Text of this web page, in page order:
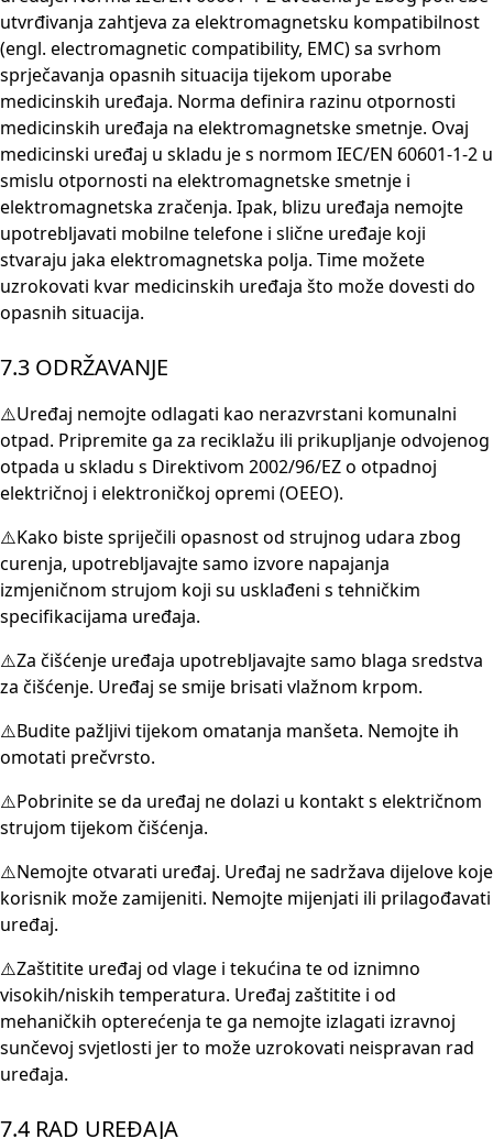
utvrđivanja zahtjeva za elektromagnetsku kompatibilnost
(engl. electromagnetic compatibility, EMC) sa svrhom
sprječavanja opasnih situacija tijekom uporabe
medicinskih uređaja. Norma definira razinu otpornosti
medicinskih uređaja na elektromagnetske smetnje. Ovaj
medicinski uređaj u skladu je s normom IEC/EN 60601-1-2 u
smislu otpornosti na elektromagnetske smetnje i
elektromagnetska zračenja. Ipak, blizu uređaja nemojte
upotrebljavati mobilne telefone i slične uređaje koji
stvaraju jaka elektromagnetska polja. Time možete
uzrokovati kvar medicinskih uređaja što može dovesti do
opasnih situacija.
7.3 ODRŽAVANJE
⚠️Uređaj nemojte odlagati kao nerazvrstani komunalni
otpad. Pripremite ga za reciklažu ili prikupljanje odvojenog
otpada u skladu s Direktivom 2002/96/EZ o otpadnoj
električnoj i elektroničkoj opremi (OEEO).
⚠️Kako biste spriječili opasnost od strujnog udara zbog
curenja, upotrebljavajte samo izvore napajanja
izmjeničnom strujom koji su usklađeni s tehničkim
specifikacijama uređaja.
⚠️Za čišćenje uređaja upotrebljavajte samo blaga sredstva
za čišćenje. Uređaj se smije brisati vlažnom krpom.
⚠️Budite pažljivi tijekom omatanja manšeta. Nemojte ih
omotati prečvrsto.
⚠️Pobrinite se da uređaj ne dolazi u kontakt s električnom
strujom tijekom čišćenja.
⚠️Nemojte otvarati uređaj. Uređaj ne sadržava dijelove koje
korisnik može zamijeniti. Nemojte mijenjati ili prilagođavati
uređaj.
⚠️Zaštitite uređaj od vlage i tekućina te od iznimno
visokih/niskih temperatura. Uređaj zaštitite i od
mehaničkih opterećenja te ga nemojte izlagati izravnoj
sunčevoj svjetlosti jer to može uzrokovati neispravan rad
uređaja.
7.4 RAD UREĐAJA